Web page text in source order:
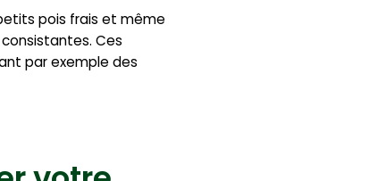
pois frais et même
Ces
par exemple des